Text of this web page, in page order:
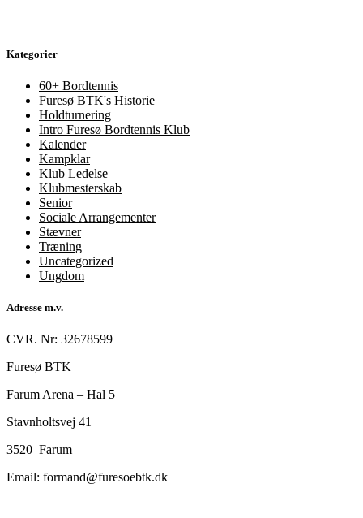
Kategorier
60+ Bordtennis
Furesø BTK's Historie
Holdturnering
Intro Furesø Bordtennis Klub
Kalender
Kampklar
Klub Ledelse
Klubmesterskab
Senior
Sociale Arrangementer
Stævner
Træning
Uncategorized
Ungdom
Adresse m.v.
CVR. Nr: 32678599
Furesø BTK
Farum Arena – Hal 5
Stavnholtsvej 41
3520 Farum
Email: formand@furesoebtk.dk